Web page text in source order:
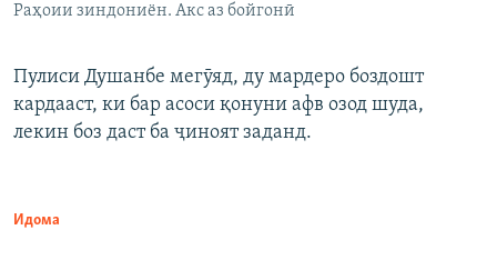
Раҳоии зиндониён. Акс аз бойгонӣ
Пулиси Душанбе мегӯяд, ду мардеро боздошт
кардааст, ки бар асоси қонуни афв озод шуда,
лекин боз даст ба ҷиноят заданд.
Идома